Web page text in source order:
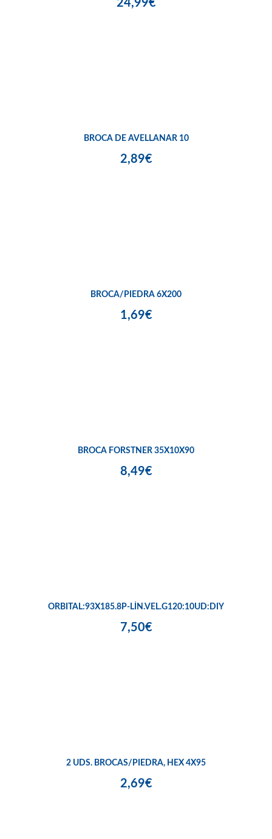
24,99€
BROCA DE AVELLANAR 10
2,89€
BROCA/PIEDRA 6X200
1,69€
BROCA FORSTNER 35X10X90
8,49€
ORBITAL:93X185.8P-LÍN.VEL.G120:10UD:DIY
7,50€
2 UDS. BROCAS/PIEDRA, HEX 4X95
2,69€